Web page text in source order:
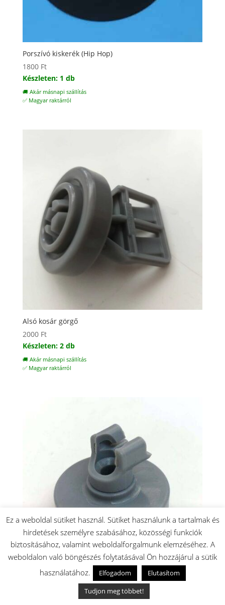
Porszívó kiskerék (Hip Hop)
1800 Ft
Készleten: 1 db
🚚 Akár másnapi szállítás
✅ Magyar raktárról
Alsó kosár görgő
2000 Ft
Készleten: 2 db
🚚 Akár másnapi szállítás
✅ Magyar raktárról
Mosogatógép alsó kosár görgő
Ez a weboldal sütiket használ. Sütiket használunk a tartalmak és
hirdetések személyre szabásához, közösségi funkciók
biztosításához, valamint weboldalforgalmunk elemzéséhez. A
weboldalon való böngészés folytatásával Ön hozzájárul a sütik
használatához.
Elfogadom
Elutasítom
Tudjon meg többet!